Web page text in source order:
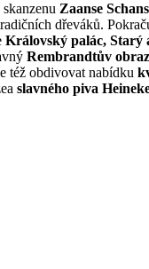
Zaanse
dřeváků.
Královský palác, Starý
Rembrandtův
též obdivovat nabídku
slavného piva